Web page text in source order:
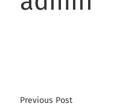
Previous Post